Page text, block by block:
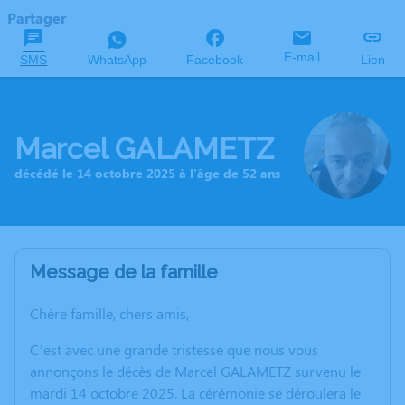
Partager
SMS WhatsApp Facebook E-mail Lien
Marcel GALAMETZ
décédé le 14 octobre 2025 à l'âge de 52 ans
Message de la famille
Chère famille, chers amis,
C’est avec une grande tristesse que nous vous
annonçons le décès de Marcel GALAMETZ survenu le
mardi 14 octobre 2025. La cérémonie se déroulera le